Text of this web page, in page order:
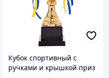
Кубок спортивный с
ручками и крышкой приз